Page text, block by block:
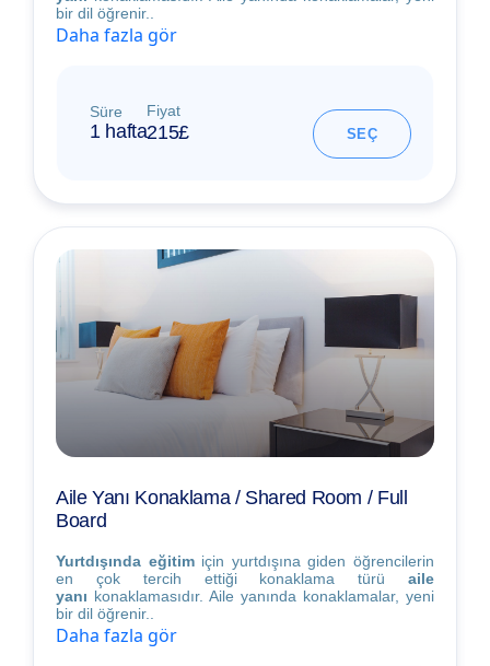
bir dil öğrenir..
Daha fazla gör
Süre
1 hafta
Fiyat
215£ SEÇ
Aile Yanı Konaklama / Shared Room / Full
Board
Yurtdışında eğitimiçin yurtdışına giden öğrencilerin
en çok tercih ettiği konaklama türü aile
yanı konaklamasıdır. Aile yanında konaklamalar, yeni
bir dil öğrenir..
Daha fazla gör